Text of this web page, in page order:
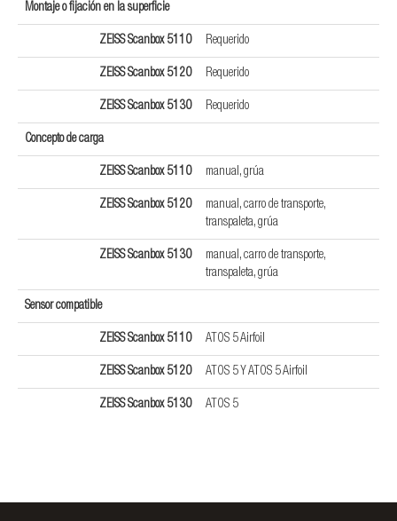
Montaje o fijación en la superficie
ZEISS Scanbox 5110 Requerido
ZEISS Scanbox 5120 Requerido
ZEISS Scanbox 5130 Requerido
Concepto de carga
ZEISS Scanbox 5110 manual, grúa
ZEISS Scanbox 5120
manual, carro de transporte,
transpaleta, grúa
ZEISS Scanbox 5130
manual, carro de transporte,
transpaleta, grúa
Sensor compatible
ZEISS Scanbox 5110 ATOS 5 Airfoil
ZEISS Scanbox 5120 ATOS 5 Y ATOS 5 Airfoil
ZEISS Scanbox 5130 ATOS 5